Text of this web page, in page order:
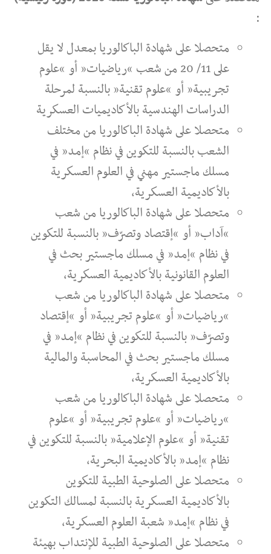
:
متحصلا على شهادة الباكالوريا بمعدل لا يقل
على 11/ 20 من شعب “رياضيات” أو “علوم
تجريبية” أو “علوم تقنية” بالنسبة لمرحلة
الدراسات الهندسية بالأكاديميات العسكرية
متحصلا على شهادة الباكالوريا من مختلف
الشعب بالنسبة للتكوين في نظام “إمد” في
مسلك ماجستير مهني في العلوم العسكرية
بالأكاديمية العسكرية،
متحصلا على شهادة الباكالوريا من شعب
“آداب” أو “إقتصاد وتصرّف” بالنسبة للتكوين
في نظام “إمد” في مسلك ماجستير بحث في
العلوم القانونية بالأكاديمية العسكرية،
متحصلا على شهادة الباكالوريا من شعب
“رياضيات” أو “علوم تجريبية” أو “إقتصاد
وتصرّف” بالنسبة للتكوين في نظام “إمد” في
مسلك ماجستير بحث في المحاسبة والمالية
بالأكاديمية العسكرية،
متحصلا على شهادة الباكالوريا من شعب
“رياضيات” أو “علوم تجريبية” أو “علوم
تقنية” أو “علوم الإعلامية” بالنسبة للتكوين في
نظام “إمد” بالأكاديمية البحرية،
متحصلا على الصلوحية الطبية للتكوين
بالأكاديمية العسكرية بالنسبة لمسالك التكوين
في نظام “إمد” شعبة العلوم العسكرية،
متحصلا على الصلوحية الطبية للإنتداب بهيئة